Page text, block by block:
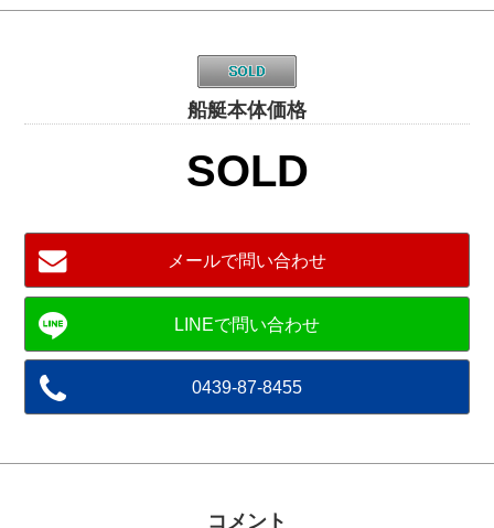
船艇本体価格
SOLD
メールで問い合わせ
0439-87-8455
コメント